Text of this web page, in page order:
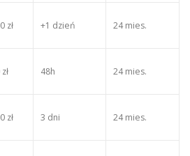
zł +1 dzień 24 mies.
48h 24 mies.
zł 3 dni 24 mies.